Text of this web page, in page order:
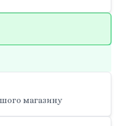
магазину